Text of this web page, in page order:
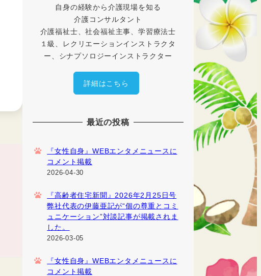
自身の経験から介護現場を知る
介護コンサルタント
介護福祉士、社会福祉主事、学習療法士
１級、レクリエーションインストラクタ
ー、シナプソロジーインストラクター
詳細はこちら
最近の投稿
『女性自身』WEBエンタメニュースに
コメント掲載
2026-04-30
『高齢者住宅新聞』2026年2月25日号
弊社代表の伊藤亜記が“個の尊重とコミ
ュニケーション”対談記事が掲載されま
した。
2026-03-05
『女性自身』WEBエンタメニュースに
コメント掲載